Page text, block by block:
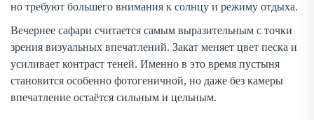
но требуют большего внимания к солнцу и режиму отдыха.
Вечернее сафари считается самым выразительным с точки
зрения визуальных впечатлений. Закат меняет цвет песка и
усиливает контраст теней. Именно в это время пустыня
становится особенно фотогеничной, но даже без камеры
впечатление остаётся сильным и цельным.